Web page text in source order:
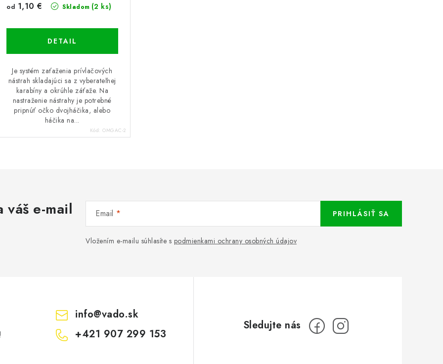
Skladom (2 ks)
od 1,10 €
DETAIL
Je systém zaťaženia prívlačových
nástrah skladajúci sa z vyberateľnej
karabíny a okrúhle záťaže. Na
nastraženie nástrahy je potrebné
pripnúť očko dvojháčika, alebo
háčika na...
Kód:OMGAC-2
e-mail Email
Vložením e-mailu súhlasíte s podmienkami ochrany osobných údajov
PRIHLÁSIŤ SA
info@vado.sk
+421 907 299 153